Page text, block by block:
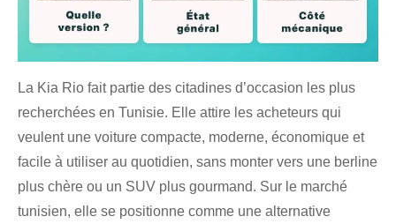
La Kia Rio fait partie des citadines d’occasion les plus
recherchées en Tunisie. Elle attire les acheteurs qui
veulent une voiture compacte, moderne, économique et
facile à utiliser au quotidien, sans monter vers une berline
plus chère ou un SUV plus gourmand. Sur le marché
tunisien, elle se positionne comme une alternative